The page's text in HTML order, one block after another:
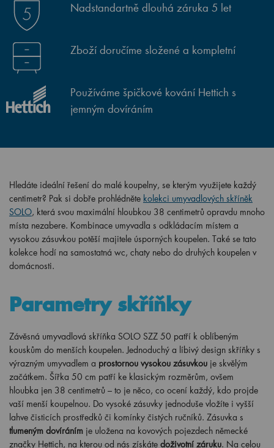
Nadstandartně dlouhá záruka 5 let
Zboží doručíme složené a kompletní
Používáme špičkové kování Hettich s
jemným dovíráním
Hledáte ideální řešení do malé koupelny, se kterým využijete každý
centimetr? Pak si dobře prohlédněte kolekci umyvadlových skříněk
SOLO, která svou maximální hloubkou 38 centimetrů opravdu mnoho
místa nezabere. Kombinace umyvadla s odkládacím místem a
vysokou zásuvkou potěší majitele úsporných koupelen. Také se tato
kolekce hodí na samostatná wc, chaty nebo do druhých koupelen v
domácnosti.
Parametry skříňky
Závěsná umyvadlová skříňka SOLO SZZ 50 patří k oblíbeným
kouskům do menších koupelen. Jednoduchý a líbivý design skříňky s
výrazným umyvadlem a prostornou vysokou zásuvkou je skvělým
začátkem. Šířka 50 cm patří ke klasickým rozměrům, ovšem
hloubka jen 38 centimetrů – to je něco, co ocení každý, kdo projde
vaší menší koupelnou. Do vysoké zásuvky jednoduše vložíte i vyšší
lahve čisticích prostředků či komínky čistých ručníků. Zásuvka s
tlumeným dovíráním je uložena na kovových pojezdech německé
značky Hettich, na kterou od nás získáte doživotní záruku. Na celou